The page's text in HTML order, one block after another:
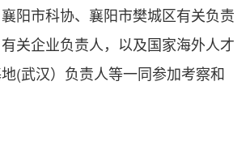
阳市科协、襄阳市樊城区有关负责
关企业负责人，以及国家海外人才
(武汉）负责人等一同参加考察和